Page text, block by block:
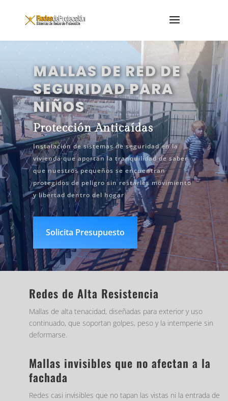
MALLAS DE RED DE
SEGURIDAD PARA
NIÑOS
Protección Anticaídas
Instalación de sistemas de seguridad en la
vivienda que aportan la tranquilidad de saber
que nuestros pequeños se encuentran
protegidos de peligro sin restarles movimiento
y libertad dentro del hogar
Solicita Presupuesto
Redes de Alta Resistencia
Mallas de alta tenacidad, diseñadas para exterior y uso
continuado, que soportan golpes, peso y la intemperie sin
deformarse.
Mallas invisibles que no afectan a la
fachada
Redes casi invisibles que no tapan las vistas ni la entrada de